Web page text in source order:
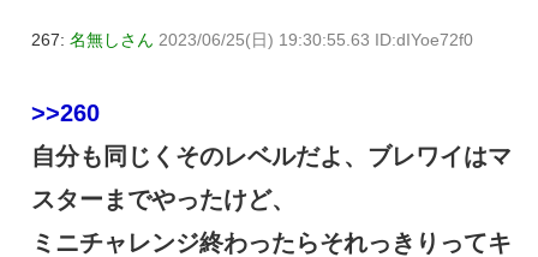
267: 名無しさん 2023/06/25(日) 19:30:55.63 ID:dIYoe72f0
>>260
自分も同じくそのレベルだよ、ブレワイはマ
スターまでやったけど、
ミニチャレンジ終わったらそれっきりってキ